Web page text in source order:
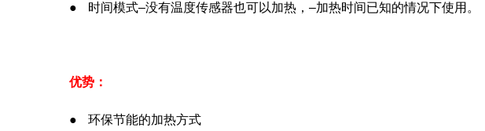
● 时间模式–没有温度传感器也可以加热，–加热时间已知的情况下使用。
优势：
● 环保节能的加热方式